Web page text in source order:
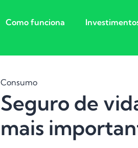
Como funciona
Consumo
Seguro de
mais